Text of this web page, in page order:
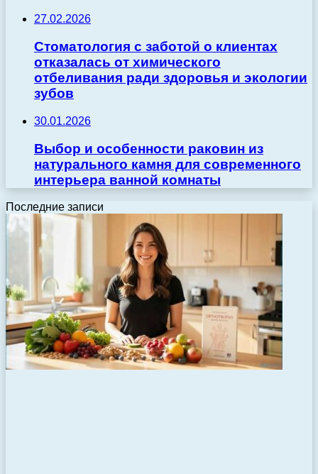
27.02.2026
Стоматология с заботой о клиентах
отказалась от химического
отбеливания ради здоровья и экологии
зубов
30.01.2026
Выбор и особенности раковин из
натурального камня для современного
интерьера ванной комнаты
Последние записи